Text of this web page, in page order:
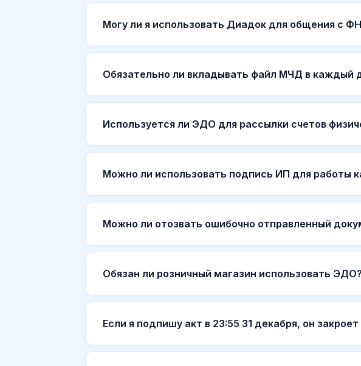
Могу ли я использовать Диадок для общения с
Обязательно ли вкладывать файл МЧД в каждый
Используется ли ЭДО для рассылки счетов
Можно ли использовать подпись ИП для работы
Можно ли отозвать ошибочно отправленный
Обязан ли розничный магазин использовать ЭДО?
Если я подпишу акт в 23:55 31 декабря, он